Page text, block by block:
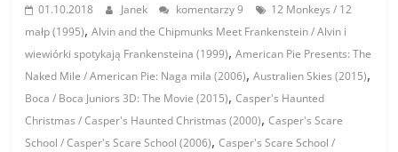
01.10.2018 Janek komentarzy 9
12 Monkeys / 12
małp (1995),Alvin and the Chipmunks Meet Frankenstein / Alvin i
wiewiórki spotykają Frankensteina (1999),American Pie Presents: The
Naked Mile / American Pie: Naga mila (2006),Australien Skies (2015),
Boca / Boca Juniors 3D: The Movie (2015),Casper's Haunted
Christmas / Casper's Haunted Christmas (2000),Casper's Scare
School / Casper's Scare School (2006),Casper's Scare School /